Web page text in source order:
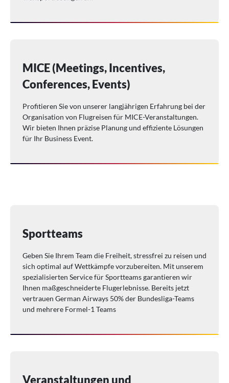
MICE (Meetings, Incentives,
Conferences, Events)
Profitieren Sie von unserer langjährigen Erfahrung bei der
Organisation von Flugreisen für MICE-Veranstaltungen.
Wir bieten Ihnen präzise Planung und effiziente Lösungen
für Ihr Business Event.
Sportteams
Geben Sie Ihrem Team die Freiheit, stressfrei zu reisen und
sich optimal auf Wettkämpfe vorzubereiten. Mit unserem
spezialisierten Service für Sportteams garantieren wir
Ihnen maßgeschneiderte Flugerlebnisse. Bereits jetzt
vertrauen German Airways 50% der Bundesliga-Teams
und mehrere Formel-1 Teams
Veranstaltungen und